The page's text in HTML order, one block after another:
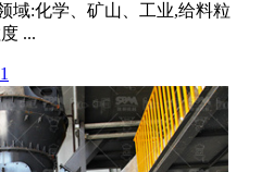
域:化学、矿山、工业,给料粒
...